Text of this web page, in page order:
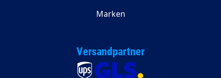
Marken
Versandpartner